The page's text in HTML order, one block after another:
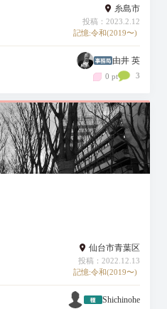
糸島市
投稿：2023.2.12
記憶:令和(2019〜)
由井 英
0 pt 3
仙台市青葉区
投稿：2022.12.13
記憶:令和(2019〜)
Shichinohe